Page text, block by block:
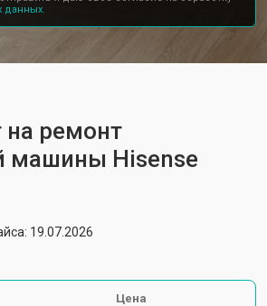
данных.
на ремонт
машины Hisense
19.07.2026
Цена